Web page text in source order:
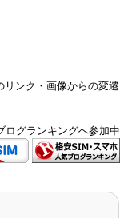
リンク・画像からの変遷
ログランキングへ参加中